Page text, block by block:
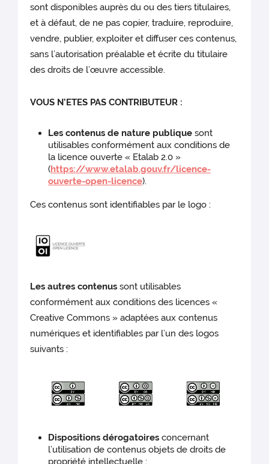
sont disponibles auprès du ou des tiers titulaires,
et à défaut, de ne pas copier, traduire, reproduire,
vendre, publier, exploiter et diffuser ces contenus,
sans l’autorisation préalable et écrite du titulaire
des droits de l’œuvre accessible.
VOUS N’ETES PAS CONTRIBUTEUR :
Les contenus de nature publique sont
utilisables conformément aux conditions de
la licence ouverte « Etalab 2.0 »
(https://www.etalab.gouv.fr/licence-
ouverte-open-licence).
Ces contenus sont identifiables par le logo :
Les autres contenussont utilisables
conformément aux conditions des licences «
Creative Commons » adaptées aux contenus
numériques et identifiables par l’un des logos
suivants :
Dispositions dérogatoires concernant
l’utilisation de contenus objets de droits de
propriété intellectuelle :